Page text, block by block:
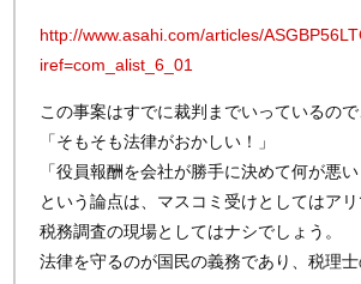
http://www.asahi.com/articles/
iref=com_alist_6_01
この事案はすでに裁判までいっているので
「そもそも法律がおかしい！」
「役員報酬を会社が勝手に決めて何が悪い
という論点は、マスコミ受けとしてはアリ
税務調査の現場としてはナシでしょう。
法律を守るのが国民の義務であり、税理士